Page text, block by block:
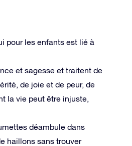
pour les enfants est lié à
et sagesse et traitent de
de joie et de peur, de
la vie peut être injuste,
déambule dans
haillons sans trouver